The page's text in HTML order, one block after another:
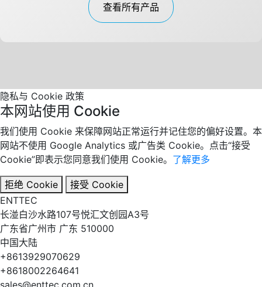
查看所有产品
隐私与 Cookie 政策
本网站使用 Cookie
我们使用 Cookie 来保障网站正常运行并记住您的偏好设置。本
网站不使用 Google Analytics 或广告类 Cookie。点击“接受
Cookie”即表示您同意我们使用 Cookie。 了解更多
拒绝 Cookie
接受 Cookie
ENTTEC
长湴白沙水路107号悦汇文创园A3号
广东省广州市 广东 510000
中国大陆
+8613929070629
+8618002264641
sales@enttec.com.cn